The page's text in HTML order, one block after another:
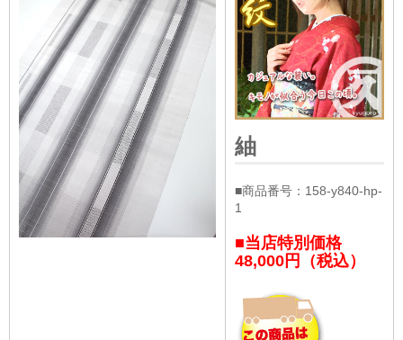
紬
■商品番号：158-y840-hp-
1
■当店特別価格
48,000円（税込）